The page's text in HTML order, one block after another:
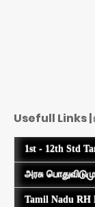
Usefull Links
1st - 12th Std
அரசு
Tamil Nadu RH